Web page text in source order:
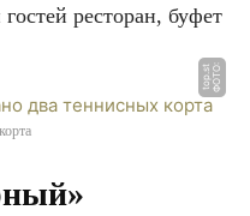
ресторан, буфет
Ф
О
Т
О:
t
o
p.
s
t